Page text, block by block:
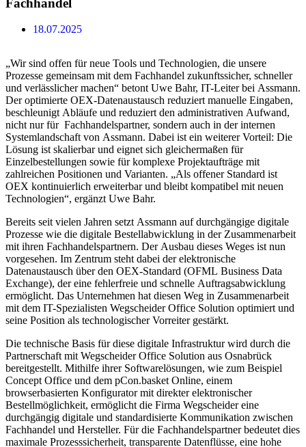
18.07.2025
„Wir sind offen für neue Tools und Technologien, die unsere
Prozesse gemeinsam mit dem Fachhandel zukunftssicher, schneller
und verlässlicher machen“ betont Uwe Bahr, IT-Leiter bei Assmann.
Der optimierte OEX-Datenaustausch reduziert manuelle Eingaben,
beschleunigt Abläufe und reduziert den administrativen Aufwand,
nicht nur für Fachhandelspartner, sondern auch in der internen
Systemlandschaft von Assmann. Dabei ist ein weiterer Vorteil: Die
Lösung ist skalierbar und eignet sich gleichermaßen für
Einzelbestellungen sowie für komplexe Projektaufträge mit
zahlreichen Positionen und Varianten. „Als offener Standard ist
OEX kontinuierlich erweiterbar und bleibt kompatibel mit neuen
Technologien“, ergänzt Uwe Bahr.
Bereits seit vielen Jahren setzt Assmann auf durchgängige digitale
Prozesse wie die digitale Bestellabwicklung in der Zusammenarbeit
mit ihren Fachhandelspartnern. Der Ausbau dieses Weges ist nun
vorgesehen. Im Zentrum steht dabei der elektronische
Datenaustausch über den OEX-Standard (OFML Business Data
Exchange), der eine fehlerfreie und schnelle Auftragsabwicklung
ermöglicht. Das Unternehmen hat diesen Weg in Zusammenarbeit
mit dem IT-Spezialisten Wegscheider Office Solution optimiert und
seine Position als technologischer Vorreiter gestärkt.
Die technische Basis für diese digitale Infrastruktur wird durch die
Partnerschaft mit Wegscheider Office Solution aus Osnabrück
bereitgestellt. Mithilfe ihrer Softwarelösungen, wie zum Beispiel
Concept Office und dem pCon.basket Online, einem
browserbasierten Konfigurator mit direkter elektronischer
Bestellmöglichkeit, ermöglicht die Firma Wegscheider eine
durchgängig digitale und standardisierte Kommunikation zwischen
Fachhandel und Hersteller. Für die Fachhandelspartner bedeutet dies
maximale Prozesssicherheit, transparente Datenflüsse, eine hohe